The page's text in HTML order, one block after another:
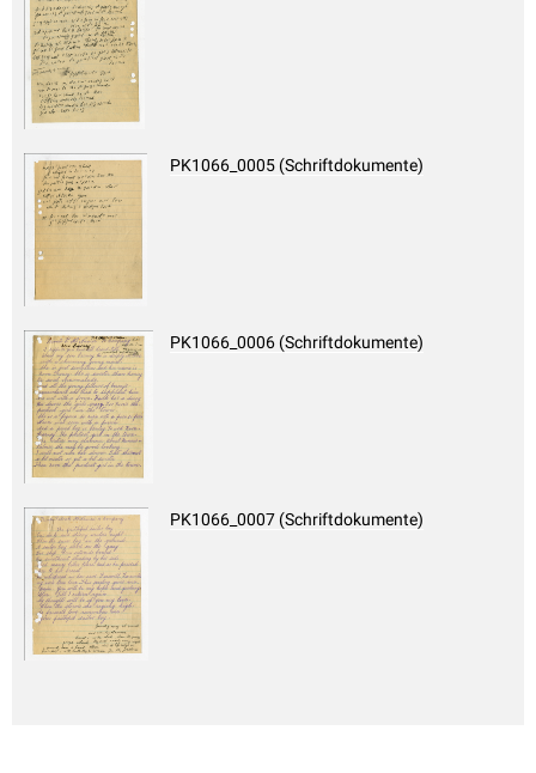
PK1066_0005 (Schriftdokumente)
PK1066_0006 (Schriftdokumente)
PK1066_0007 (Schriftdokumente)